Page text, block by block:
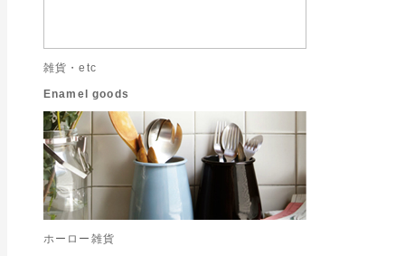
雑貨・etc
Enamel goods
ホーロー雑貨